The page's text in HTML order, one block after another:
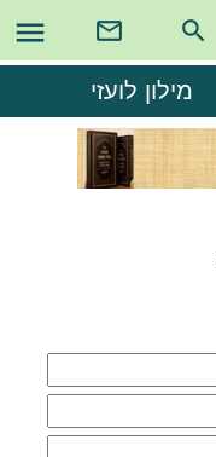

מילון לועזי